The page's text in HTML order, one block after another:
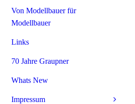
Von Modellbauer für
Modellbauer
Links
70 Jahre Graupner
Whats New
Impressum